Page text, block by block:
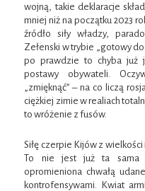
wojną, takie deklaracje
mniej niż na początku 2023
źródło siły władzy,
Zełenski w trybie „gotowy
po prawdzie to chyba już
postawy obywateli.
„zmięknąć” – na co liczą
ciężkiej zimie w realiach
to wróżenie z fusów.
Siłę czerpie Kijów z wielkości
To nie jest już ta sama
opromieniona chwałą
kontrofensywami. Kwiat